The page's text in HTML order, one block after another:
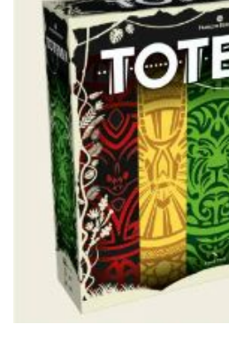
Pièces
d’échecs
classiques
Coffrets
Echiquiers
voyage
Echiquiers
électroniques
Echiquiers
clubs